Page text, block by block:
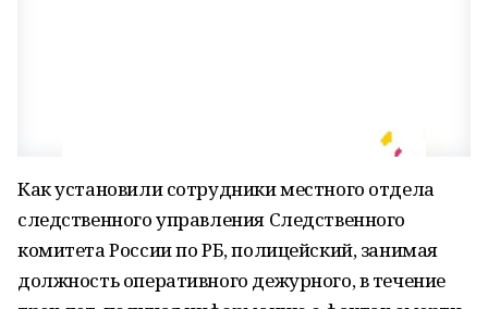
Как установили сотрудники местного отдела
следственного управления Следственного
комитета России по РБ, полицейский, занимая
должность оперативного дежурного, в течение